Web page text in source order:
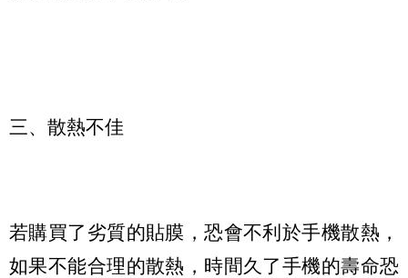
三、散熱不佳
若購買了劣質的貼膜，恐會不利於手機散熱，
如果不能合理的散熱，時間久了手機的壽命恐